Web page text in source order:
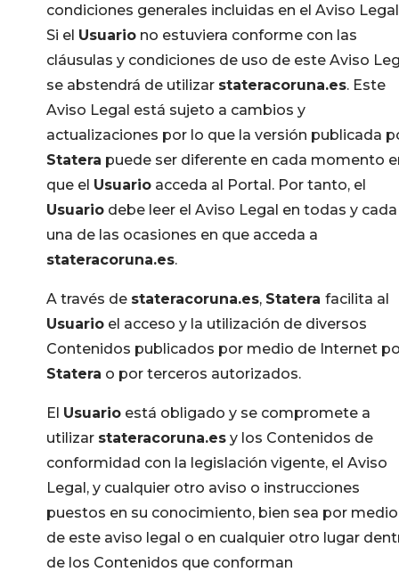
condiciones generales incluidas en el Aviso
Si el Usuario no estuviera conforme con las
cláusulas y condiciones de uso de este Aviso
se abstendrá de utilizar stateracoruna.es. Este
Aviso Legal está sujeto a cambios y
actualizaciones por lo que la versión publicada
Statera puede ser diferente en cada momento
que el Usuario acceda al Portal. Por tanto, el
Usuario debe leer el Aviso Legal en todas y cada
una de las ocasiones en que acceda a
stateracoruna.es.
A través de stateracoruna.es, Statera facilita al
Usuario el acceso y la utilización de diversos
Contenidos publicados por medio de Internet
Statera o por terceros autorizados.
El Usuario está obligado y se compromete a
utilizar stateracoruna.es y los Contenidos de
conformidad con la legislación vigente, el Aviso
Legal, y cualquier otro aviso o instrucciones
puestos en su conocimiento, bien sea por medio
de este aviso legal o en cualquier otro lugar
de los Contenidos que conforman